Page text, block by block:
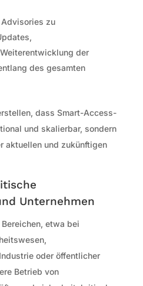
zu
der
des gesamten
dass Smart-Access-
und skalierbar, sondern
aktuellen und zukünftigen
Unternehmen
etwa bei
oder öffentlicher
Betrieb von